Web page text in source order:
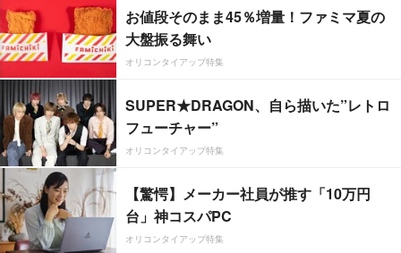
お値段そのまま45％増量！ファミマ夏の
大盤振る舞い
オリコンタイアップ特集
SUPER★DRAGON、自ら描いた”レトロ
フューチャー”
オリコンタイアップ特集
【驚愕】メーカー社員が推す「10万円
台」神コスパPC
オリコンタイアップ特集